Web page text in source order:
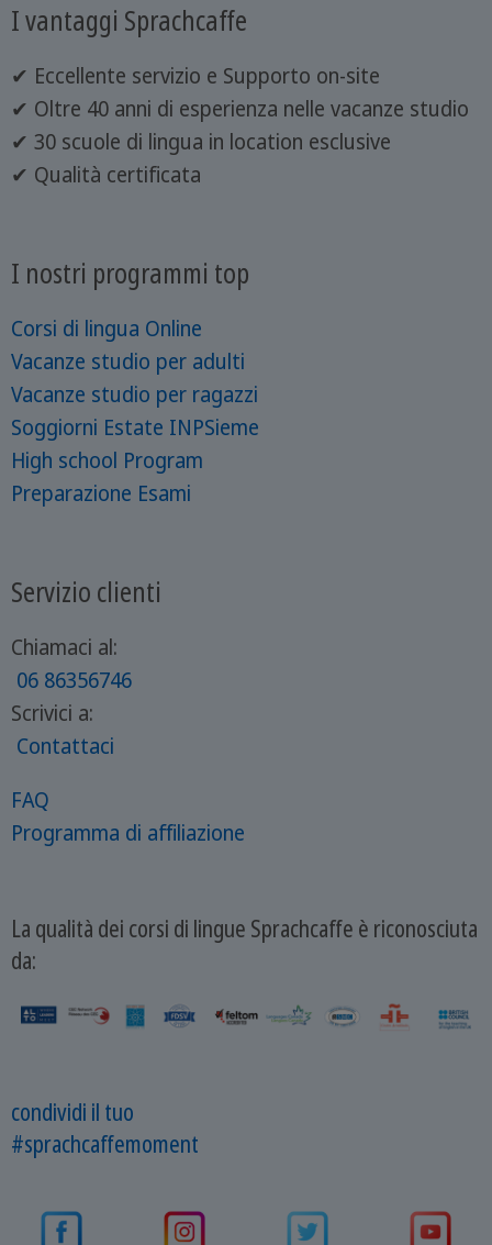
I vantaggi Sprachcaffe
✔ Eccellente servizio e Supporto on-site
✔ Oltre 40 anni di esperienza nelle vacanze studio
✔ 30 scuole di lingua in location esclusive
✔ Qualità certificata
I nostri programmi top
Corsi di lingua Online
Vacanze studio per adulti
Vacanze studio per ragazzi
Soggiorni Estate INPSieme
High school Program
Preparazione Esami
Servizio clienti
Chiamaci al:
06 86356746
Scrivici a:
Contattaci
FAQ
Programma di affiliazione
La qualità dei corsi di lingue Sprachcaffe è riconosciuta
da:
condividi il tuo
#sprachcaffemoment